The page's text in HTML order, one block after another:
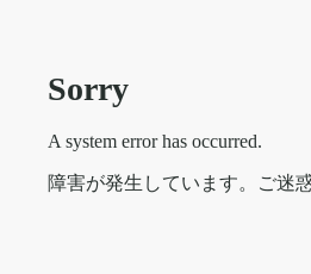
Sorry
A system error has occurred.
障害が発生しています。ご迷